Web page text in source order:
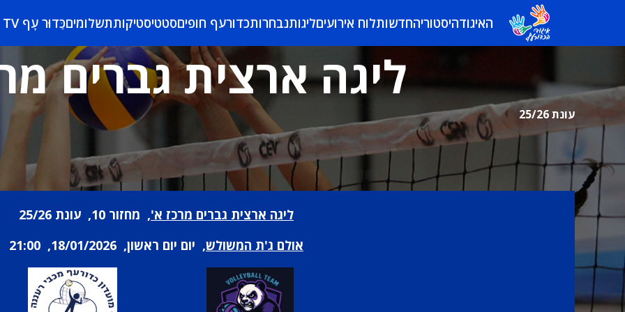
האיגודהיסטוריהחדשותלוח אירועיםליגותנבחרותכדורעף חופיםסטטיסטיקותתשלומיםכַּדוּר עָף TV
ליגה ארצית גברים
עונת 25/26
ליגה ארצית גברים מרכז א', מחזור 10, עונת 25/26
אולם ג'ת המשולש, יום יום ראשון, 18/01/2026, 21:00